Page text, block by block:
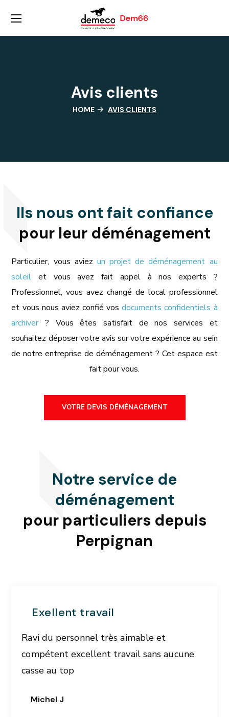
Avis clients
HOME AVIS CLIENTS
Ils nous ont fait confiance
pour leur déménagement
Particulier, vous aviez un projet de déménagement au
soleil et vous avez fait appel à nos experts ?
Professionnel, vous avez changé de local professionnel
et vous nous aviez confié vosdocuments confidentiels à
archiver? Vous êtes satisfait de nos services et
souhaitez déposer votre avis sur votre expérience au sein
de notre entreprise de déménagement ? Cet espace est
fait pour vous.
VOTRE DEVIS DÉMÉNAGEMENT
Notre service de
déménagement
pour particuliers depuis
Perpignan
Exellent travail
Ravi du personnel très aimable et
compétent excellent travail sans aucune
casse au top
Michel J